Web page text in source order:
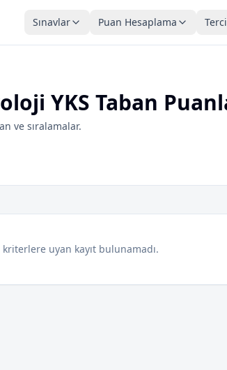
Sınavlar Puan Hesaplama
YKS Taban
ve sıralamalar.
kriterlere uyan kayıt bulunamadı.